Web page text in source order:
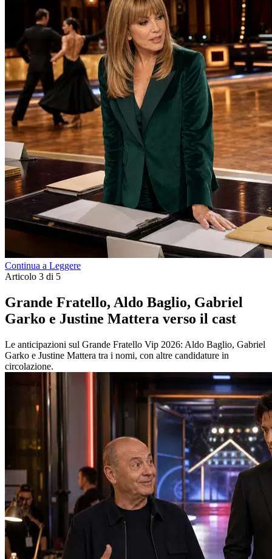
Continua a Leggere
Articolo 3 di 5
Grande Fratello, Aldo Baglio, Gabriel
Garko e Justine Mattera verso il cast
Le anticipazioni sul Grande Fratello Vip 2026: Aldo Baglio, Gabriel
Garko e Justine Mattera tra i nomi, con altre candidature in
circolazione.